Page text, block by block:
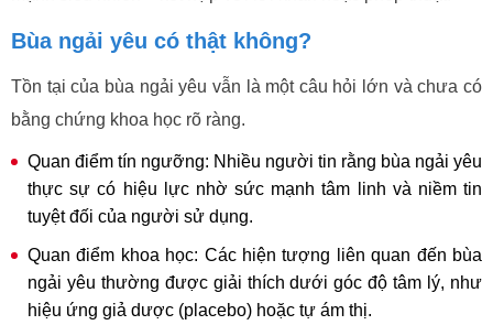
Bùa ngải yêu có thật không?
Tồn tại của bùa ngải yêu vẫn là một câu hỏi lớn và chưa có
bằng chứng khoa học rõ ràng.
Quan điểm tín ngưỡng: Nhiều người tin rằng bùa ngải yêu
thực sự có hiệu lực nhờ sức mạnh tâm linh và niềm tin
tuyệt đối của người sử dụng.
Quan điểm khoa học: Các hiện tượng liên quan đến bùa
ngải yêu thường được giải thích dưới góc độ tâm lý, như
hiệu ứng giả dược (placebo) hoặc tự ám thị.